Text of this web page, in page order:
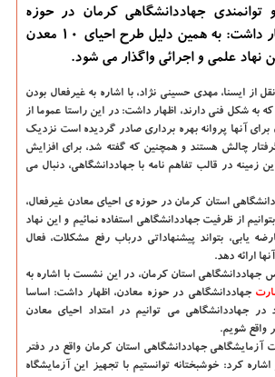
جهاددانشگاهی کرمان در حوزه
کارهای معدنی، اظهار داشت: به همین دلیل طرح احیای 10 معدن
نهاد علمی و اجرائی واگذار می شود.
از ایسنا، مهدی حسینی نژاد، با اشاره به غیرفعال بودن
به شکل فنی دارند، اظهار داشت: در این راستا عموما از
برای آنها پروانه بهره برداری صادر گردیده است نزدیک
۱۶۰ معدن گرفتار چالش هستند و همچنین که گفته شد، برای افزایش
زمینه در قالب تفاهم نامه با جهاددانشگاهی، دنبال می
استان کرمان در حوزه ی احیای معادن غیرفعال،
از ظرفیت جهاددانشگاهی استفاده نمائیم و این نهاد
یابی، بتواند پیشنهاداتی درباب رفع مشکلات، فعال
ارائه دهد.
جهاددانشگاهی استان کرمان، در این نشست با اشاره به
جهاددانشگاهی در حوزه معادن، اظهار داشت: اساسا
در جهاددانشگاهی می توانیم در امتداد احیای معادن
واقع شویم.
آزمایشگاهی جهاددانشگاهی استان کرمان واقع در دفتر
کرد: خوشبختانه توانستیم با تجهیز این آزمایشگاه